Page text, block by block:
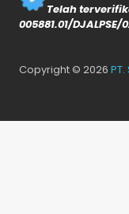
Telah
005881.01/DJALPSE/
Copyright © 2026